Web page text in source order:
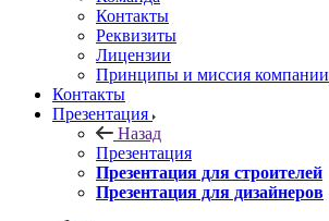
Контакты
Реквизиты
Лицензии
Принципы и миссия компании
Контакты
Презентация
Назад
Презентация
Презентация для строителей
Презентация для дизайнеров